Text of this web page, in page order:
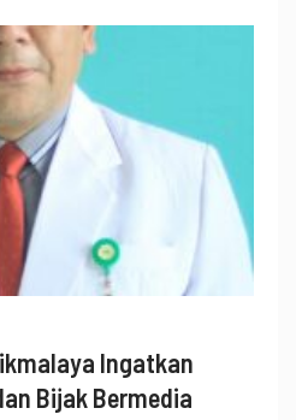
Ingatkan
Bijak Bermedia